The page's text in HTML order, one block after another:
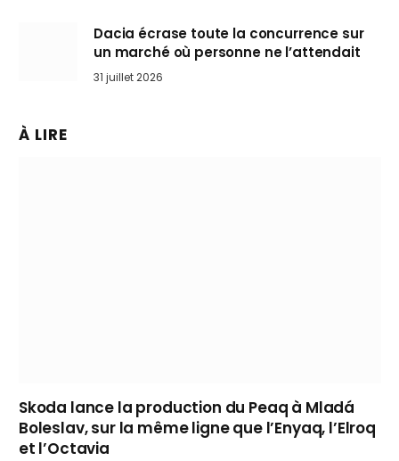
Dacia écrase toute la concurrence sur
un marché où personne ne l’attendait
31 juillet 2026
À LIRE
Skoda lance la production du Peaq à Mladá
Boleslav, sur la même ligne que l’Enyaq, l’Elroq
et l’Octavia